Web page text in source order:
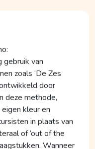
gebruik van
zoals ‘De Zes
door
deze methode,
kleur en
in plaats van
of ‘out of the
Wanneer